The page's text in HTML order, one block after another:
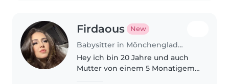
Firdaous New
Babysitter in Mönchengladbach
Hey ich bin 20 Jahre und auch
Mutter von einem 5 Monatigem